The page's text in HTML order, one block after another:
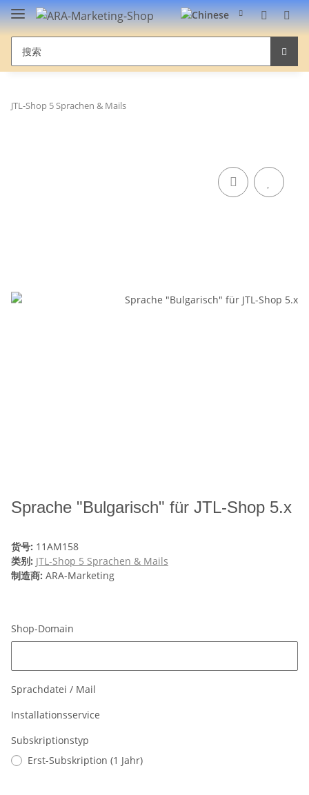
JTL-Shop 5 Sprachen & Mails
Sprache "Bulgarisch" für JTL-Shop 5.x
货号: 11AM158
类别: JTL-Shop 5 Sprachen & Mails
制造商: ARA-Marketing
Shop-Domain
Sprachdatei / Mail
Installationsservice
Subskriptionstyp
Erst-Subskription (1 Jahr)